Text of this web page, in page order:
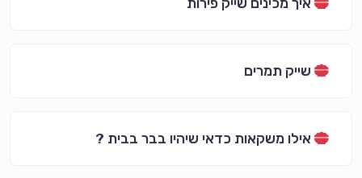
איך מכינים שייק פירות
שייק תמרים
אילו משקאות כדאי שיהיו בבר בבית ?